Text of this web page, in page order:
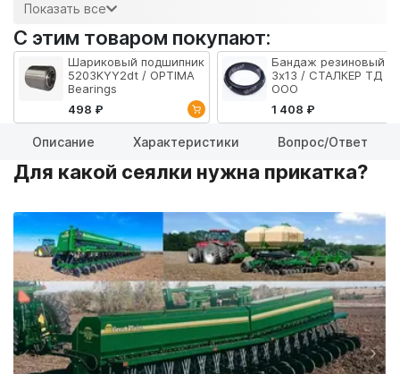
Показать все
С этим товаром покупают:
Шариковый подшипник
5203KYY2dt / OPTIMA
Bearings
498 ₽
Бандаж резиновый
3х13 / СТАЛКЕР ТД
ООО
1 408 ₽
Описание Характеристики Вопрос/Ответ
Для какой сеялки нужна прикатка?